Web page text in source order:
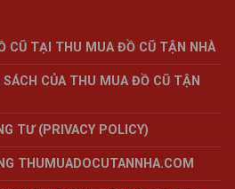
CŨ TẠI THU MUA ĐỒ CŨ TẬN NHÀ
CỦA THU MUA ĐỒ CŨ TẬN
TƯ (PRIVACY POLICY)
THUMUADOCUTANNHA.COM